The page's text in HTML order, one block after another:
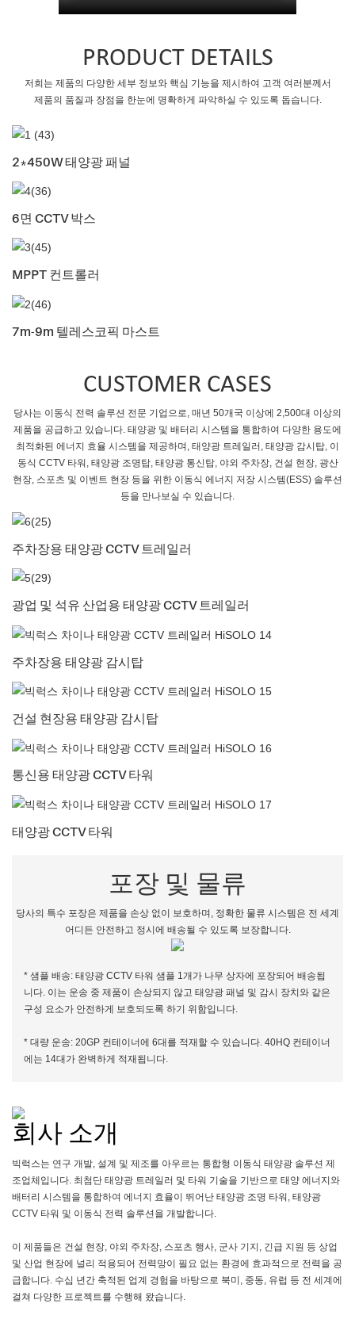
PRODUCT DETAILS
저희는 제품의 다양한 세부 정보와 핵심 기능을 제시하여 고객 여러분께서
제품의 품질과 장점을 한눈에 명확하게 파악하실 수 있도록 돕습니다.
2*450W 태양광 패널
6면 CCTV 박스
MPPT 컨트롤러
7m-9m 텔레스코픽 마스트
CUSTOMER CASES
당사는 이동식 전력 솔루션 전문 기업으로, 매년 50개국 이상에 2,500대 이상의
제품을 공급하고 있습니다. 태양광 및 배터리 시스템을 통합하여 다양한 용도에
최적화된 에너지 효율 시스템을 제공하며, 태양광 트레일러, 태양광 감시탑, 이
동식 CCTV 타워, 태양광 조명탑, 태양광 통신탑, 야외 주차장, 건설 현장, 광산
현장, 스포츠 및 이벤트 현장 등을 위한 이동식 에너지 ​​저장 시스템(ESS) 솔루션
등을 만나보실 수 있습니다.
주차장용 태양광 CCTV 트레일러
광업 및 석유 산업용 태양광 CCTV 트레일러
주차장용 태양광 감시탑
건설 현장용 태양광 감시탑
통신용 태양광 CCTV 타워
태양광 CCTV 타워
포장 및 물류
당사의 특수 포장은 제품을 손상 없이 보호하며, 정확한 물류 시스템은 전 세계
어디든 안전하고 정시에 배송될 수 있도록 보장합니다.
* 샘플 배송: 태양광 CCTV 타워 샘플 1개가 나무 상자에 포장되어 배송됩
니다. 이는 운송 중 제품이 손상되지 않고 태양광 패널 및 감시 장치와 같은
구성 요소가 안전하게 보호되도록 하기 위함입니다.
* 대량 운송: 20GP 컨테이너에 6대를 적재할 수 있습니다. 40HQ 컨테이너
에는 14대가 완벽하게 적재됩니다.
회사 소개
빅럭스는 연구 개발, 설계 및 제조를 아우르는 통합형 이동식 태양광 솔루션 제
조업체입니다. 최첨단 태양광 트레일러 및 타워 기술을 기반으로 태양 에너지와
배터리 시스템을 통합하여 에너지 효율이 뛰어난 태양광 조명 타워, 태양광
CCTV 타워 및 이동식 전력 솔루션을 개발합니다.
이 제품들은 건설 현장, 야외 주차장, 스포츠 행사, 군사 기지, 긴급 지원 등 상업
및 산업 현장에 널리 적용되어 전력망이 필요 없는 환경에 효과적으로 전력을 공
급합니다. 수십 년간 축적된 업계 경험을 바탕으로 북미, 중동, 유럽 등 전 세계에
걸쳐 다양한 프로젝트를 수행해 왔습니다.